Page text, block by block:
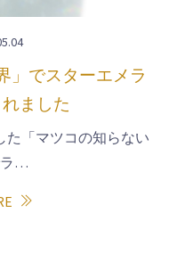
」でスターエメラ
ました
た「マツコの知らない
ラ…